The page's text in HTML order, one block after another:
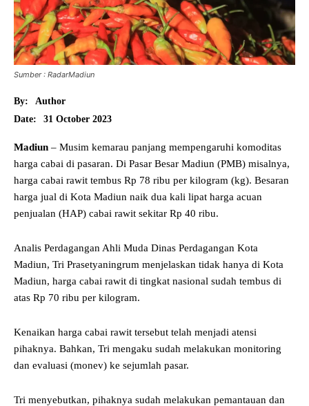
Sumber : RadarMadiun
By:
Author
Date:
31 October 2023
Madiun – Musim kemarau panjang mempengaruhi komoditas
harga cabai di pasaran. Di Pasar Besar Madiun (PMB) misalnya,
harga cabai rawit tembus Rp 78 ribu per kilogram (kg). Besaran
harga jual di Kota Madiun naik dua kali lipat harga acuan
penjualan (HAP) cabai rawit sekitar Rp 40 ribu.
Analis Perdagangan Ahli Muda Dinas Perdagangan Kota
Madiun, Tri Prasetyaningrum menjelaskan tidak hanya di Kota
Madiun, harga cabai rawit di tingkat nasional sudah tembus di
atas Rp 70 ribu per kilogram.
Kenaikan harga cabai rawit tersebut telah menjadi atensi
pihaknya. Bahkan, Tri mengaku sudah melakukan monitoring
dan evaluasi (monev) ke sejumlah pasar.
Tri menyebutkan, pihaknya sudah melakukan pemantauan dan